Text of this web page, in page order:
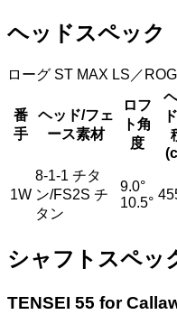
ヘッドスペック
ローグ ST MAX LS／
番
手
ヘッド/フェ
ース素材
ロフ
ト角
度
1W
8-1-1 チタ
ン/FS2S チ
タン
9.0°
10.5°
シャフトスペッ
TENSEI 55 for